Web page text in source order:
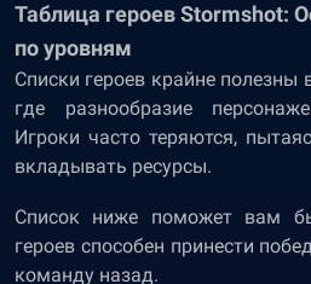
Таблица героев Stormshot:
по уровням
Списки героев крайне полезны
где разнообразие
Игроки часто теряются,
вкладывать ресурсы.
Cписок ниже поможет вам
героев способен принести
команду назад.